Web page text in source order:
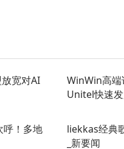
宽对AI
WinWin高端
Unitel快速
呼！多地
liekkas经典
_新要闻